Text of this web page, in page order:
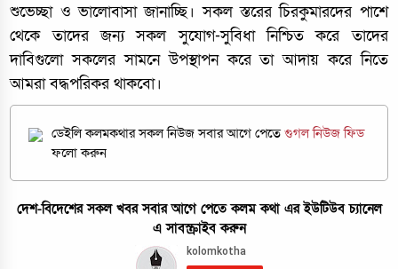
শুভেচ্ছা ও ভালোবাসা জানাচ্ছি। সকল স্তরের চিরকুমারদের পাশে
থেকে তাদের জন্য সকল সুযোগ-সুবিধা নিশ্চিত করে তাদের
দাবিগুলো সকলের সামনে উপস্থাপন করে তা আদায় করে নিতে
আমরা বদ্ধপরিকর থাকবো।
ডেইলি কলমকথার সকল নিউজ সবার আগে পেতেগুগল নিউজ ফিড
ফলো করুন
দেশ-বিদেশের সকল খবর সবার আগে পেতে কলম কথা এর ইউটিউব চ্যানেল
এ সাবস্ক্রাইব করুন